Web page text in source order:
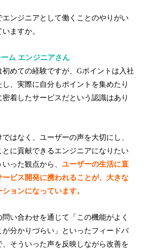
ンジニアとして働くことのやりがい
ますか。
ム エンジニアさん
めての経験ですが、Gポイントは入社
、実際に自分もポイントを集めたり
着したサービスだという認識はあり
はなく、ユーザーの声を大切にし、
に貢献できるエンジニアになりたい
いった観点から、ユーザーの生活に直
ビス開発に携われることが、大きな
ョンになっています。
い合わせを通じて「この機能がよく
分かりづらい」といったフィードバ
そういった声を反映しながら改善を